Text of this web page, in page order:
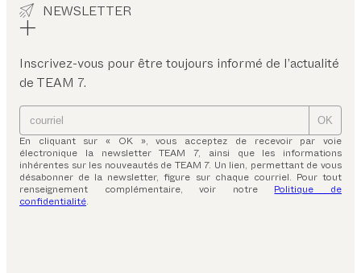
NEWSLETTER
Inscrivez-vous pour être toujours informé de l’actualité
de TEAM 7.
OK
En cliquant sur « OK », vous acceptez de recevoir par voie
électronique la newsletter TEAM 7, ainsi que les informations
inhérentes sur les nouveautés de TEAM 7. Un lien, permettant de vous
désabonner de la newsletter, figure sur chaque courriel. Pour tout
renseignement complémentaire, voir notre Politique de
confidentialité.